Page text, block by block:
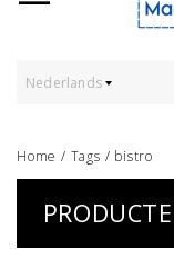
Nederlands
Home / Tags / bistro